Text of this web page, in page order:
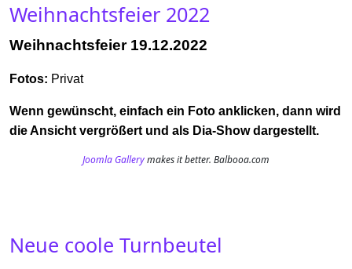
Weihnachtsfeier 2022
Weihnachtsfeier 19.12.2022
Fotos: Privat
Wenn gewünscht, einfach ein Foto anklicken, dann wird
die Ansicht vergrößert und als Dia-Show dargestellt.
Joomla Gallerymakes it better. Balbooa.com
Neue coole Turnbeutel